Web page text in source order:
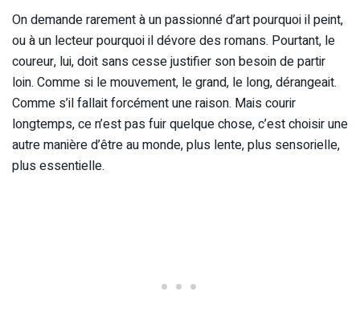
On demande rarement à un passionné d’art pourquoi il peint,
ou à un lecteur pourquoi il dévore des romans. Pourtant, le
coureur, lui, doit sans cesse justifier son besoin de partir
loin. Comme si le mouvement, le grand, le long, dérangeait.
Comme s’il fallait forcément une raison. Mais courir
longtemps, ce n’est pas fuir quelque chose, c’est choisir une
autre manière d’être au monde, plus lente, plus sensorielle,
plus essentielle.